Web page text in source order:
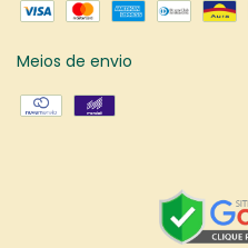
Meios de envio